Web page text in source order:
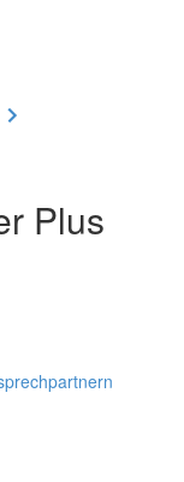
Plus